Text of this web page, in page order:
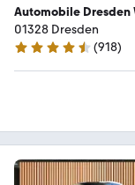
Automobile Dresden
01328 Dresden
4.4 Sterne
(918)